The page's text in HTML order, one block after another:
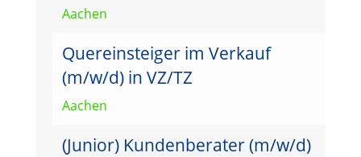
Aachen
Quereinsteiger im Verkauf
(m/w/d) in VZ/TZ
Aachen
(Junior) Kundenberater (m/w/d)